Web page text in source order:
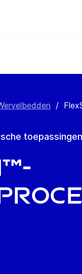
/
toepassingen